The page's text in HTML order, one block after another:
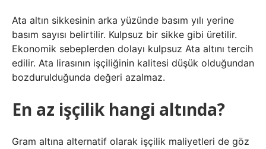
Ata altın sikkesinin arka yüzünde basım yılı yerine
basım sayısı belirtilir. Kulpsuz bir sikke gibi üretilir.
Ekonomik sebeplerden dolayı kulpsuz Ata altını tercih
edilir. Ata lirasının işçiliğinin kalitesi düşük olduğundan
bozdurulduğunda değeri azalmaz.
En az işçilik hangi altında?
Gram altına alternatif olarak işçilik maliyetleri de göz